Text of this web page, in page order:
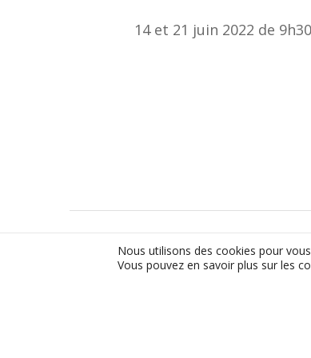
14 et 21 juin 2022 de
Nous utilisons des cookies pour
Vous pouvez en savoir plus sur les